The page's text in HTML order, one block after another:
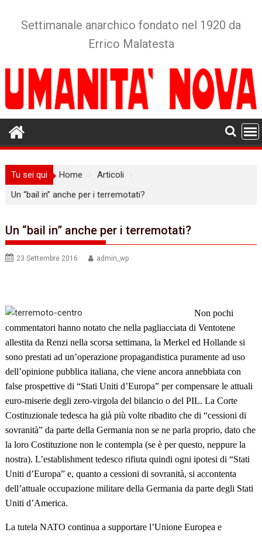
Settimanale anarchico fondato nel 1920 da
Errico Malatesta
Tu sei qui Home
Articoli
Un “bail in” anche per i terremotati?
Un “bail in” anche per i terremotati?
23 Settembre 2016 admin_wp
Non pochi
commentatori hanno notato che nella pagliacciata di Ventotene
allestita da Renzi nella scorsa settimana, la Merkel ed Hollande si
sono prestati ad un’operazione propagandistica puramente ad uso
dell’opinione pubblica italiana, che viene ancora annebbiata con
false prospettive di “Stati Uniti d’Europa” per compensare le attuali
euro-miserie degli zero-virgola del bilancio o del PIL. La Corte
Costituzionale tedesca ha già più volte ribadito che di “cessioni di
sovranità” da parte della Germania non se ne parla proprio, dato che
la loro Costituzione non le contempla (se è per questo, neppure la
nostra). L’establishment tedesco rifiuta quindi ogni ipotesi di “Stati
Uniti d’Europa” e, quanto a cessioni di sovranità, si accontenta
dell’attuale occupazione militare della Germania da parte degli Stati
Uniti d’America.
La tutela NATO continua a supportare l’Unione Europea e